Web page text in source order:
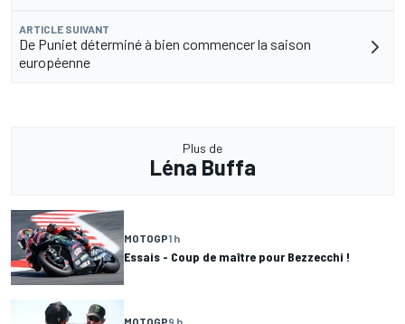
ARTICLE SUIVANT
De Puniet déterminé à bien commencer la saison
européenne
Plus de
Léna Buffa
MOTOGP1 h
Essais - Coup de maître pour Bezzecchi !
MOTOGP9 h